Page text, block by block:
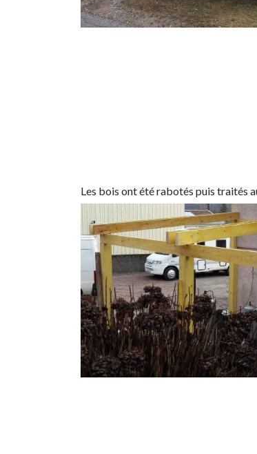
Les bois ont été rabotés puis traités